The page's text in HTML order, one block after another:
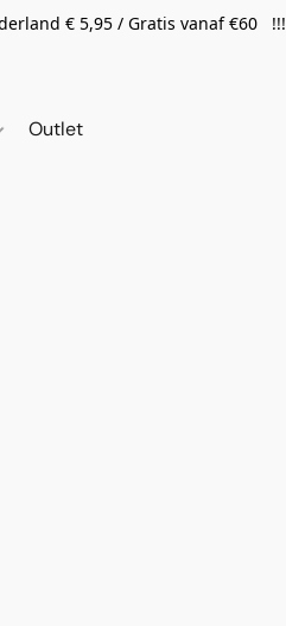
€ 5,95 / Gratis vanaf €60 !!!
Outlet